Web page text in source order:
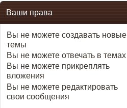
Ваши права
Вы не можете создавать новые
темы
Вы не можете отвечать в темах
Вы не можете прикреплять
вложения
Вы не можете редактировать
свои сообщения